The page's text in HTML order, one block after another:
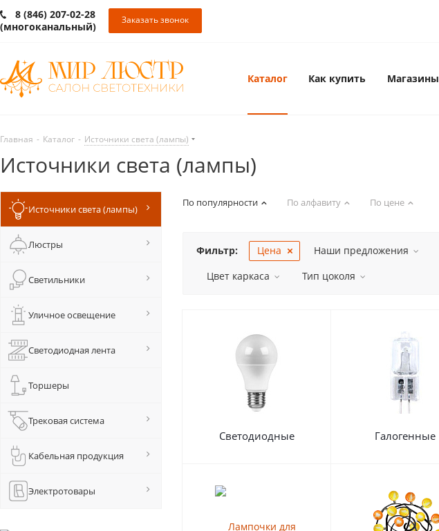
8 (846) 207-02-28
(многоканальный)
Заказать звонок
Каталог Как купить Магазины
Главная - Каталог - Источники света (лампы)
Источники света (лампы)
По популярности По алфавиту По цене
Фильтр: Цена Наши предложения
Цвет каркаса
Тип цоколя
Светодиодные Галогенные
Источники света (лампы)
Люстры
Светильники
Уличное освещение
Светодиодная лента
Торшеры
Трековая система
Кабельная продукция
Электротовары